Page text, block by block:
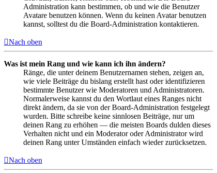
Administration kann bestimmen, ob und wie die Benutzer
Avatare benutzen können. Wenn du keinen Avatar benutzen
kannst, solltest du die Board-Administration kontaktieren.
Nach oben
Was ist mein Rang und wie kann ich ihn ändern?
Ränge, die unter deinem Benutzernamen stehen, zeigen an,
wie viele Beiträge du bislang erstellt hast oder identifizieren
bestimmte Benutzer wie Moderatoren und Administratoren.
Normalerweise kannst du den Wortlaut eines Ranges nicht
direkt ändern, da sie von der Board-Administration festgelegt
wurden. Bitte schreibe keine sinnlosen Beiträge, nur um
deinen Rang zu erhöhen — die meisten Boards dulden dieses
Verhalten nicht und ein Moderator oder Administrator wird
deinen Rang unter Umständen einfach wieder zurücksetzen.
Nach oben